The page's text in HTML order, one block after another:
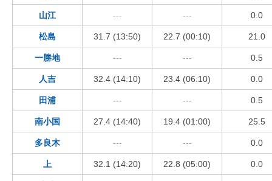
山江 --- --- 0.0
松島 31.7 (13:50) 22.7 (00:10) 21.0
一勝地 --- --- 0.5
人吉 32.4 (14:10) 23.4 (06:10) 0.0
田浦 --- --- 0.5
南小国 27.4 (14:40) 19.4 (01:00) 25.5
多良木 --- --- 0.0
上 32.1 (14:20) 22.8 (05:00) 0.0